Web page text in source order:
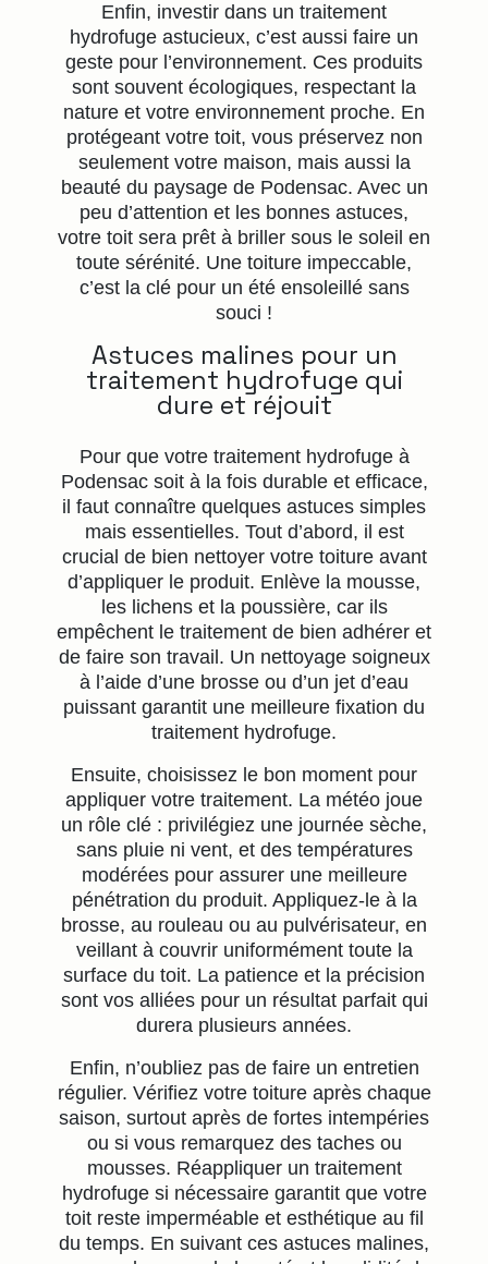
Enfin, investir dans un traitement
hydrofuge astucieux, c’est aussi faire un
geste pour l’environnement. Ces produits
sont souvent écologiques, respectant la
nature et votre environnement proche. En
protégeant votre toit, vous préservez non
seulement votre maison, mais aussi la
beauté du paysage de Podensac. Avec un
peu d’attention et les bonnes astuces,
votre toit sera prêt à briller sous le soleil en
toute sérénité. Une toiture impeccable,
c’est la clé pour un été ensoleillé sans
souci !
Astuces malines pour un
traitement hydrofuge qui
dure et réjouit
Pour que votre traitement hydrofuge à
Podensac soit à la fois durable et efficace,
il faut connaître quelques astuces simples
mais essentielles. Tout d’abord, il est
crucial de bien nettoyer votre toiture avant
d’appliquer le produit. Enlève la mousse,
les lichens et la poussière, car ils
empêchent le traitement de bien adhérer et
de faire son travail. Un nettoyage soigneux
à l’aide d’une brosse ou d’un jet d’eau
puissant garantit une meilleure fixation du
traitement hydrofuge.
Ensuite, choisissez le bon moment pour
appliquer votre traitement. La météo joue
un rôle clé : privilégiez une journée sèche,
sans pluie ni vent, et des températures
modérées pour assurer une meilleure
pénétration du produit. Appliquez-le à la
brosse, au rouleau ou au pulvérisateur, en
veillant à couvrir uniformément toute la
surface du toit. La patience et la précision
sont vos alliées pour un résultat parfait qui
durera plusieurs années.
Enfin, n’oubliez pas de faire un entretien
régulier. Vérifiez votre toiture après chaque
saison, surtout après de fortes intempéries
ou si vous remarquez des taches ou
mousses. Réappliquer un traitement
hydrofuge si nécessaire garantit que votre
toit reste imperméable et esthétique au fil
du temps. En suivant ces astuces malines,